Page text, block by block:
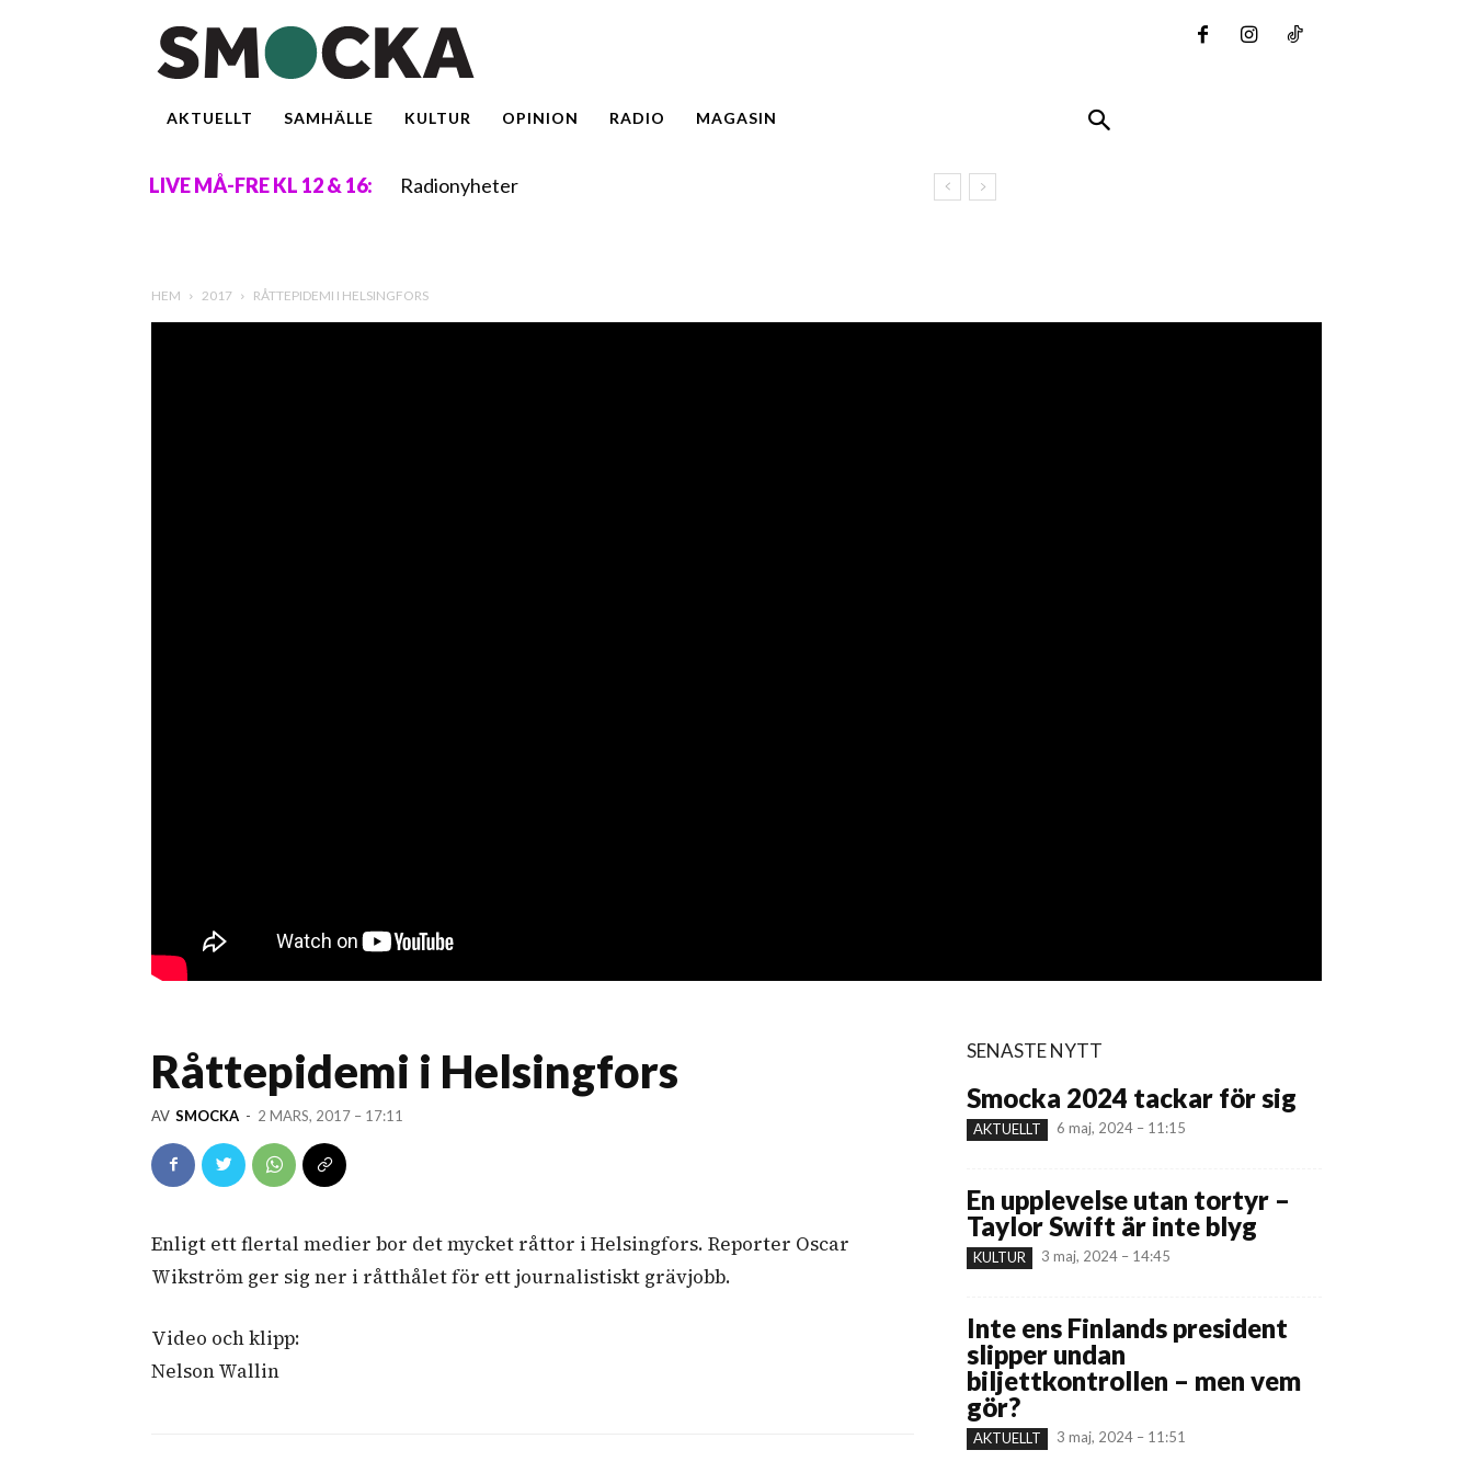
AKTUELLT SAMHÄLLE KULTUR OPINION RADIO MAGASIN
LIVE MÅ-FRE KL 12 & 16: Radionyheter
HEM 2017 RÅTTEPIDEMI I HELSINGFORS
Råttepidemi i Helsingfors
AV SMOCKA - 2 MARS, 2017 – 17:11
Enligt ett flertal medier bor det mycket råttor i Helsingfors. Reporter Oscar
Wikström ger sig ner i råtthålet för ett journalistiskt grävjobb.
Video och klipp:
Nelson Wallin
SENASTE NYTT
Smocka 2024 tackar för sig
AKTUELLT 6 maj, 2024 – 11:15
En upplevelse utan tortyr –
Taylor Swift är inte blyg
KULTUR 3 maj, 2024 – 14:45
Inte ens Finlands president
slipper undan
biljettkontrollen – men vem
gör?
AKTUELLT 3 maj, 2024 – 11:51